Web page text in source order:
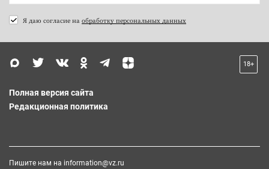
Я даю согласие на обработку персональных данных
18+
Полная версия сайта
Редакционная политика
Пишите нам на information@vz.ru